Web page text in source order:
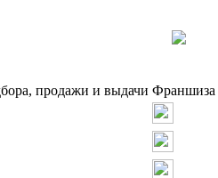
продажи и выдачи Франшиза